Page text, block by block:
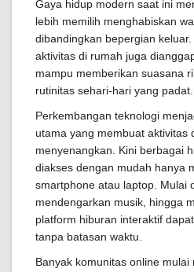
Gaya hidup modern saat ini
lebih memilih menghabiskan
dibandingkan bepergian keluar.
aktivitas di rumah juga
mampu memberikan suasana
rutinitas sehari-hari yang padat.
Perkembangan teknologi
utama yang membuat aktivitas
menyenangkan. Kini berbagai
diakses dengan mudah hanya
smartphone atau laptop. Mulai
mendengarkan musik, hingga
platform hiburan interaktif
tanpa batasan waktu.
Banyak komunitas online